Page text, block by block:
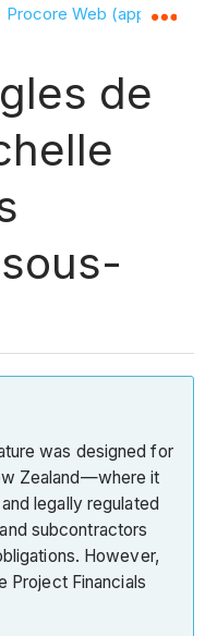
la hiérarchie
Procore Web
de
was designed for
Zealand—where it
legally regulated
subcontractors
However,
Project Financials